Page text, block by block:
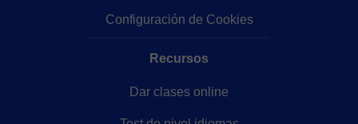
Configuración de Cookies
Recursos
Dar clases online